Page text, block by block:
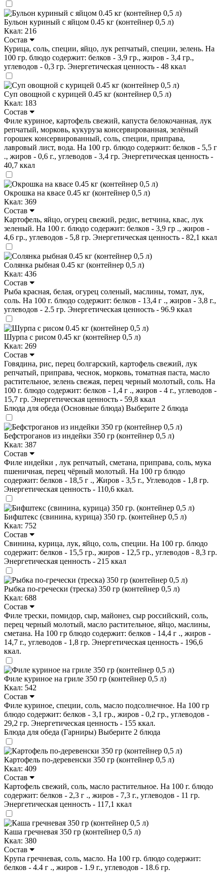
Бульон куриный с яйцом 0.45 кг (контейнер 0,5 л)
Ккал: 216
Состав
Курица, соль, специи, яйцо, лук репчатый, специи, зелень. На
100 гр. блюдо содержит: белков - 3,9 гр., жиров - 3,4 гр.,
углеводов - 0,3 гр. Энергетическая ценность - 48 ккал
Суп овощной с курицей 0.45 кг (контейнер 0,5 л)
Ккал: 183
Состав
Филе куриное, картофель свежий, капуста белокочанная, лук
репчатый, морковь, кукуруза консервированная, зелёный
горошек консервированный, соль, специи, приправа,
лавровый лист, вода. На 100 гр. блюдо содержит: белков - 5,5 г
., жиров - 0,6 г., углеводов - 3,4 гр. Энергетическая ценность -
40,7 ккал
Окрошка на квасе 0.45 кг (контейнер 0,5 л)
Ккал: 369
Состав
Картофель, яйцо, огурец свежий, редис, ветчина, квас, лук
зеленый. На 100 г. блюдо содержит: белков - 3,9 гр ., жиров -
4,6 гр., углеводов - 5,8 гр. Энергетическая ценность - 82,1 ккал
Солянка рыбная 0.45 кг (контейнер 0,5 л)
Ккал: 436
Состав
Рыба красная, белая, огурец соленый, маслины, томат, лук,
соль. На 100 г. блюдо содержит: белков - 13,4 г ., жиров - 3,8 г.,
углеводов - 2.5 гр. Энергетическая ценность - 96.9 ккал
Шурпа с рисом 0.45 кг (контейнер 0,5 л)
Ккал: 269
Состав
Говядина, рис, перец болгарский, картофель свежий, лук
репчатый, приправа, чеснок, морковь, томатная паста, масло
растительное, зелень свежая, перец черный молотый, соль. На
100 г. блюдо содержит: белков - 1,4 г ., жиров - 4 г., углеводов -
15,7 гр. Энергетическая ценность - 59,8 ккал
Блюда для обеда (Основные блюда) Выберите 2 блюда
Бефстроганов из индейки 350 гр (контейнер 0,5 л)
Ккал: 387
Состав
Филе индейки , лук репчатый, сметана, приправа, соль, мука
пшеничная, перец чёрный молотый. На 100 гр блюдо
содержит: белков - 18,5 г ., Жиров - 3,5 г., Углеводов - 1,8 гр.
Энергетическая ценность - 110,6 ккал.
Бифштекс (свинина, курица) 350 гр. (контейнер 0,5 л)
Ккал: 752
Состав
Свинина, курица, лук, яйцо, соль, специи. На 100 гр. блюдо
содержит: белков - 15,5 гр., жиров - 12,5 гр., углеводов - 8,3 гр.
Энергетическая ценность - 215 ккал
Рыбка по-гречески (треска) 350 гр (контейнер 0,5 л)
Ккал: 688
Состав
Филе трески, помидор, сыр, майонез, сыр российский, соль,
перец черный молотый, масло растительное, яйцо, маслины,
сметана. На 100 гр блюдо содержит: белков - 14,4 г ., жиров -
14,7 г., углеводов - 1,8 гр. Энергетическая ценность - 196,6
ккал.
Филе куриное на гриле 350 гр (контейнер 0,5 л)
Ккал: 542
Состав
Филе куриное, специи, соль, масло подсолнечное. На 100 гр
блюдо содержит: белков - 3,1 гр., жиров - 0,2 гр., углеводов -
29,2 гр. Энергетическая ценность - 155 ккал.
Блюда для обеда (Гарниры) Выберите 2 блюда
Картофель по-деревенски 350 гр (контейнер 0,5 л)
Ккал: 409
Состав
Картофель свежий, соль, масло растительное. На 100 г. блюдо
содержит: белков - 2,3 г ., жиров - 7,3 г., углеводов - 11 гр.
Энергетическая ценность - 117,1 ккал
Каша гречневая 350 гр (контейнер 0,5 л)
Ккал: 380
Состав
Крупа гречневая, соль, масло. На 100 гр. блюдо содержит:
белков - 4.4 г ., жиров - 1.9 г., углеводов - 18.6 гр.